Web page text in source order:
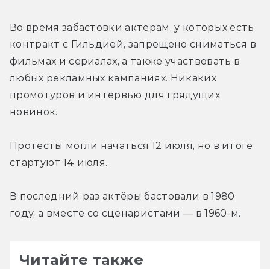
Во время забастовки актёрам, у которых есть
контракт с Гильдией, запрещено сниматься в
фильмах и сериалах, а также участвовать в
любых рекламных кампаниях. Никаких
промотуров и интервью для грядущих
новинок.
Протесты могли начаться 12 июля, но в итоге
стартуют 14 июля.
В последний раз актёры бастовали в 1980
году, а вместе со сценаристами — в 1960-м.
Читайте также